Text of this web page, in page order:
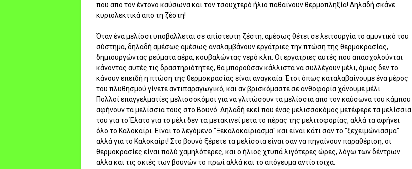
που απο τον έντονο καύσωνα και τον τσουχτερό ήλιο παθαίνουν θερμοπληξία! Δηλαδή σκάνε
κυριολεκτικά απο τη ζέστη!
Όταν ένα μελίσσι υποβάλλεται σε απίστευτη ζέστη, αμέσως θέτει σε λειτουργία το αμυντικό του
σύστημα, δηλαδή αμέσως αμέσως αναλαμβάνουν εργάτριες την πτώση της θερμοκρασίας,
δημιουργώντας ρεύματα αέρα, κουβαλώντας νερό κλπ. Οι εργάτριες αυτές που απασχολούνται
κάνοντας αυτές τις δραστηριότητες, θα μπορούσαν κάλλιστα να συλλέγουν μέλι, όμως δεν το
κάνουν επειδή η πτώση της θερμοκρασίας είναι αναγκαία. Έτσι όπως καταλαβαίνουμε ένα μέρος
του πλυθησμού γίνετε αντιπαραγωγικό, και αν βρισκόμαστε σε ανθοφορία χάνουμε μέλι.
Πολλοί επαγγελματίες μελισσοκόμοι για να γλιτώσουν τα μελίσσια απο τον καύσωνα του κάμπου
αφήνουν τα μελίσσια τους στο Βουνό. Δηλαδή εκεί που ένας μελισσοκόμος μετέφερε τα μελίσσια
του για το Έλατο για το μέλι δεν τα μετακινεί μετά το πέρας της μελιτοφορίας, αλλά τα αφήνει
όλο το Καλοκαίρι. Είναι το λεγόμενο "Ξεκαλοκαίριασμα" και είναι κάτι σαν το "ξεχειμώνιασμα"
αλλά για το Καλοκαίρι! Στο βουνό ξέρετε τα μελίσσια είναι σαν να πηγαίνουν παραθέριση, οι
θερμοκρασίες είναι πολύ χαμηλότερες, και ο ήλιος χτυπά λιγότερες ώρες, λόγω των δέντρων
αλλα και τις σκιές των βουνών το πρωί αλλά και το απόγευμα αντίστοιχα.